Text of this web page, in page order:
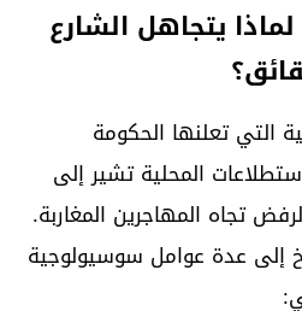
يتجاهل الشارع
التي تعلنها الحكومة
المحلية تشير إلى
تجاه المهاجرين المغاربة.
إلى عدة عوامل سوسيولوجية